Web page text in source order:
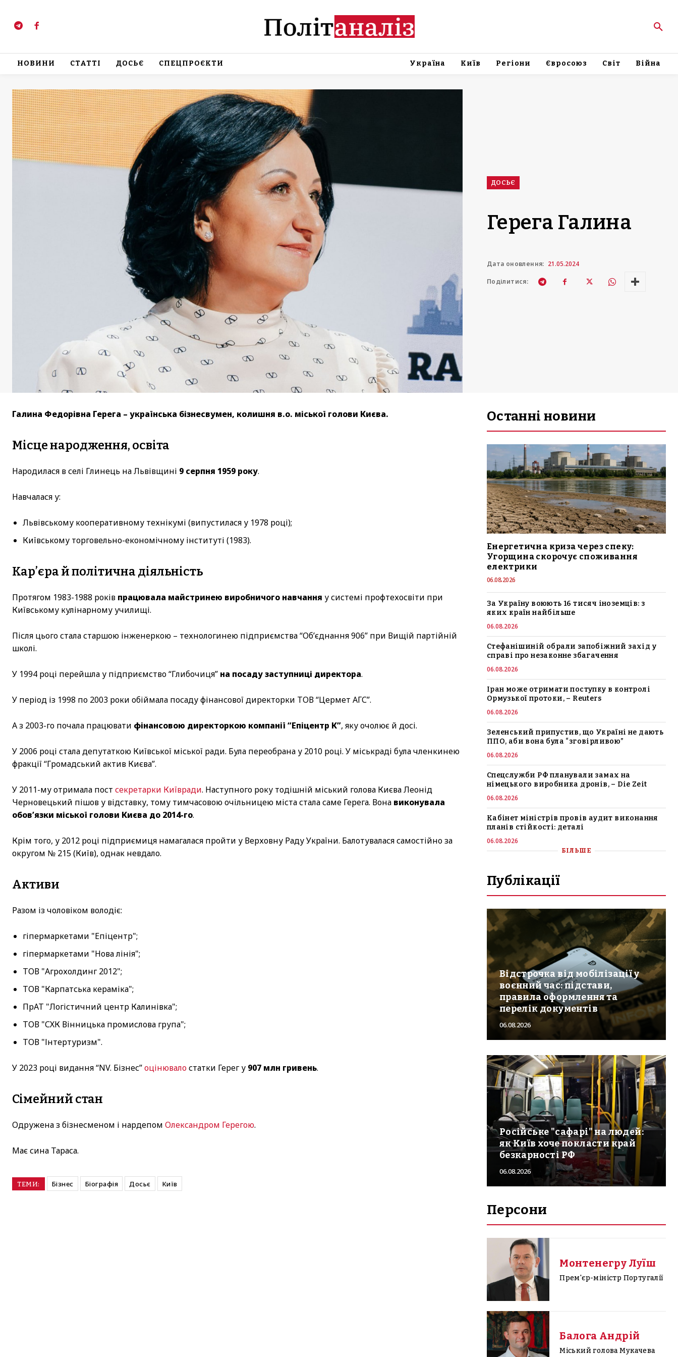
НОВИНИ СТАТТІ ДОСЬЄ СПЕЦПРОЄКТИ Україна Київ Регіони Євросоюз Світ Війна
ДОСЬЄ
Герега Галина
Дата оновлення: 21.05.2024
Поділитися:
Галина Федорівна Герега – українська бізнесвумен, колишня в.о. міської голови Києва.
Місце народження, освіта
Народилася в селі Глинець на Львівщині 9 серпня 1959 року.
Навчалася у:
Львівському кооперативному технікумі (випустилася у 1978 році);
Київському торговельно-економічному інституті (1983).
Кар’єра й політична діяльність
Протягом 1983-1988 років працювала майстринею виробничого навчання у системі профтехосвіти при
Київському кулінарному училищі.
Після цього стала старшою інженеркою – технологинею підприємства “Об’єднання 906” при Вищій партійній
школі.
У 1994 році перейшла у підприємство “Глибочиця” на посаду заступниці директора.
У період із 1998 по 2003 роки обіймала посаду фінансової директорки ТОВ “Цермет АГС”.
А з 2003-го почала працювати фінансовою директоркою компанії “Епіцентр К”, яку очолює й досі.
У 2006 році стала депутаткою Київської міської ради. Була переобрана у 2010 році. У міськраді була членкинею
фракції “Громадський актив Києва”.
У 2011-му отримала пост секретарки Київради. Наступного року тодішній міський голова Києва Леонід
Черновецький пішов у відставку, тому тимчасовою очільницею міста стала саме Герега. Вона виконувала
обов’язки міської голови Києва до 2014-го.
Крім того, у 2012 році підприємиця намагалася пройти у Верховну Раду України. Балотувалася самостійно за
округом № 215 (Київ), однак невдало.
Активи
Разом із чоловіком володіє:
гіпермаркетами "Епіцентр";
гіпермаркетами "Нова лінія";
ТОВ "Агрохолдинг 2012";
ТОВ "Карпатська кераміка";
ПрАТ "Логістичний центр Калинівка";
ТОВ "СХК Вінницька промислова група";
ТОВ "Інтертуризм".
У 2023 році видання “NV. Бізнес”оцінювалостатки Герег у 907 млн гривень.
Сімейний стан
Одружена з бізнесменом і нардепом Олександром Герегою.
Має сина Тараса.
ТЕМИ: Бізнес Біографія Досьє Київ
Останні новини
Енергетична криза через спеку:
Угорщина скорочує споживання
електрики
06.08.2026
За Україну воюють 16 тисяч іноземців: з
яких країн найбільше
06.08.2026
Стефанішиній обрали запобіжний захід у
справі про незаконне збагачення
06.08.2026
Іран може отримати поступку в контролі
Ормузької протоки, – Reuters
06.08.2026
Зеленський припустив, що Україні не дають
ППО, аби вона була “зговірливою”
06.08.2026
Спецслужби РФ планували замах на
німецького виробника дронів, – Die Zeit
06.08.2026
Кабінет міністрів провів аудит виконання
планів стійкості: деталі
06.08.2026
БІЛЬШЕ
Публікації
Відстрочка від мобілізації у
воєнний час: підстави,
правила оформлення та
перелік документів
06.08.2026
Російське "сафарі" на людей:
як Київ хоче покласти край
безкарності РФ
06.08.2026
Персони
Монтенегру Луїш
Прем'єр-міністр Португалії
Балога Андрій
Міський голова Мукачева